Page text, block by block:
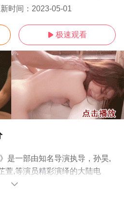
时间： 2023-05-01
 极速观看
是一部由知名导演执导，孙昊,
萱,等演员精彩演绎的大陆电
减完整版电影大全就上飘花影
